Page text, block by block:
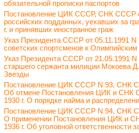
обязательной прописки паспортов
Постановление ЦИК СССР, СНК СССР
российских подданных, уехавших за
г. и принявших иностранное граж
Указ Президента СССР от 05.11.1991
советских спортсменов к Олимпийским
Указ Президента СССР от 21.05.1991
старшего сержанта милиции Мокоева
Звезды
Постановление ЦИК СССР N 93, СНК
Об отмене Постановления ЦИК и СНК
1930 г. О порядке найма и
Постановление ЦИК СССР N 94, СНК
О применении Постановления ЦИК и
1936 г. Об уголовной ответственности